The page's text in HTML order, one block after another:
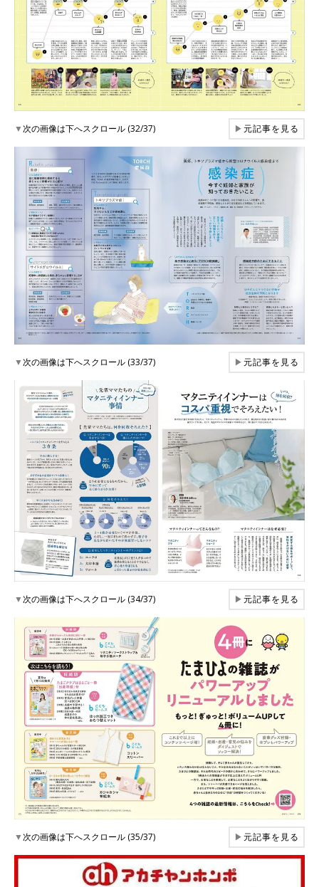
▼次の画像は下へスクロール (32/37) ▶元記事を見る
▼次の画像は下へスクロール (33/37) ▶元記事を見る
▼次の画像は下へスクロール (34/37) ▶元記事を見る
▼次の画像は下へスクロール (35/37) ▶元記事を見る